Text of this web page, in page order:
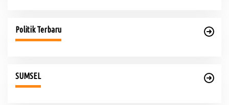
Politik Terbaru
SUMSEL